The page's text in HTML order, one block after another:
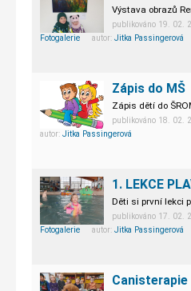
Výstava obrazů
publikováno 19.
Fotogalerie autor: Jitka Passingerová
Zápis do MŠ
Zápis dětí do
publikováno 18.
autor: Jitka Passingerová
1. LEKCE
Děti si první lekci
publikováno 17.
Fotogalerie autor: Jitka Passingerová
Canisterapie